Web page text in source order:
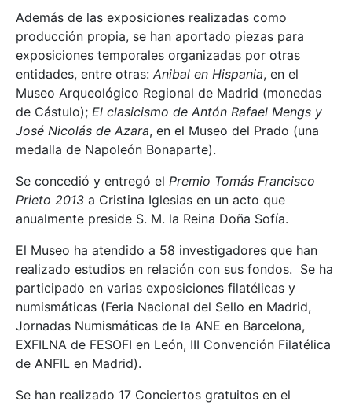
Además de las exposiciones realizadas como
producción propia, se han aportado piezas para
exposiciones temporales organizadas por otras
entidades, entre otras: Anibal en Hispania, en el
Museo Arqueológico Regional de Madrid (monedas
de Cástulo); El clasicismo de Antón Rafael Mengs y
José Nicolás de Azara, en el Museo del Prado (una
medalla de Napoleón Bonaparte).
Se concedió y entregó el Premio Tomás Francisco
Prieto 2013 a Cristina Iglesias en un acto que
anualmente preside S. M. la Reina Doña Sofía.
El Museo ha atendido a 58 investigadores que han
realizado estudios en relación con sus fondos. Se ha
participado en varias exposiciones filatélicas y
numismáticas (Feria Nacional del Sello en Madrid,
Jornadas Numismáticas de la ANE en Barcelona,
EXFILNA de FESOFI en León, III Convención Filatélica
de ANFIL en Madrid).
Se han realizado 17 Conciertos gratuitos en el